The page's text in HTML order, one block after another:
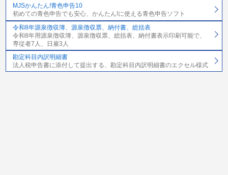
MJSかんたん!青色申告10
初めての青色申告でも安心、かんたん!に使える青色申告ソフト
令和8年源泉徴収簿、源泉徴収票、納付書、総括表
令和8年用源泉徴収簿、源泉徴収票、総括表、納付書表示印刷可能で、
専従者7人、日雇3人
勘定科目内訳明細書
法人税申告書に添付して提出する、勘定科目内訳明細書のエクセル様式